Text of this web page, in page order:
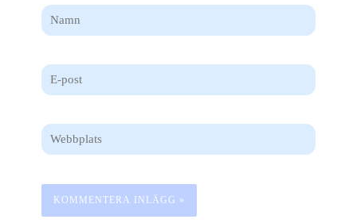
Namn
E-
post
Webbplats